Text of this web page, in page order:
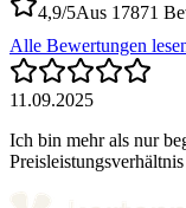
4,9/5Aus 17871
Alle Bewertungen
11.09.2025
Ich bin mehr als nur
Preisleistungsverhältnis